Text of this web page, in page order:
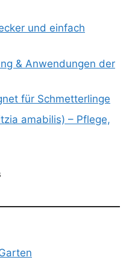
und einfach
& Anwendungen der
für Schmetterlinge
amabilis) – Pflege,